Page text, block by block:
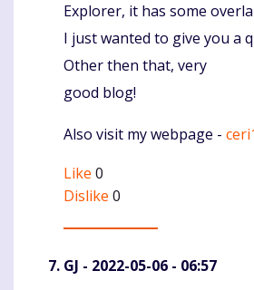
Explorer, it has some
I just wanted to give you a
Other then that, very
good blog!
Also visit my webpage -
Like 0
Dislike 0
GJ - 2022-05-06 - 06:57